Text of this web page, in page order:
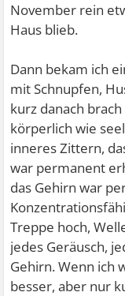
November rein
Haus blieb.
Dann bekam ich
mit Schnupfen,
kurz danach
körperlich wie
inneres Zittern,
war permanent
das Gehirn war
Treppe hoch,
jedes Geräusch,
Gehirn. Wenn ich
besser, aber nur